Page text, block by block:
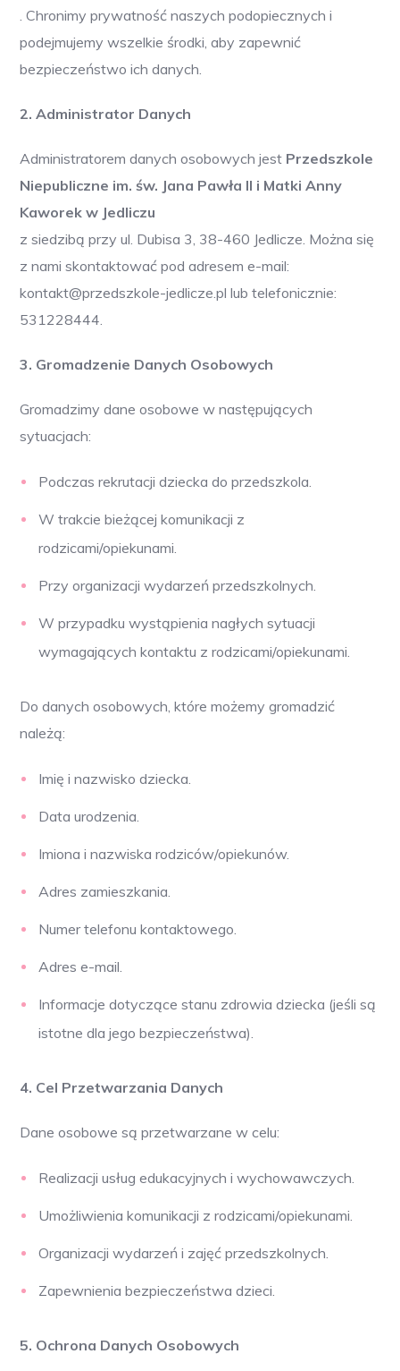
. Chronimy prywatność naszych podopiecznych i
podejmujemy wszelkie środki, aby zapewnić
bezpieczeństwo ich danych.
2. Administrator Danych
Administratorem danych osobowych jest Przedszkole
Niepubliczne im. św. Jana Pawła II i Matki Anny
Kaworek w Jedliczu
z siedzibą przy ul. Dubisa 3, 38-460 Jedlicze. Można się
z nami skontaktować pod adresem e-mail:
kontakt@przedszkole-jedlicze.pl lub telefonicznie:
531228444.
3. Gromadzenie Danych Osobowych
Gromadzimy dane osobowe w następujących
sytuacjach:
Podczas rekrutacji dziecka do przedszkola.
W trakcie bieżącej komunikacji z
rodzicami/opiekunami.
Przy organizacji wydarzeń przedszkolnych.
W przypadku wystąpienia nagłych sytuacji
wymagających kontaktu z rodzicami/opiekunami.
Do danych osobowych, które możemy gromadzić
należą:
Imię i nazwisko dziecka.
Data urodzenia.
Imiona i nazwiska rodziców/opiekunów.
Adres zamieszkania.
Numer telefonu kontaktowego.
Adres e-mail.
Informacje dotyczące stanu zdrowia dziecka (jeśli są
istotne dla jego bezpieczeństwa).
4. Cel Przetwarzania Danych
Dane osobowe są przetwarzane w celu:
Realizacji usług edukacyjnych i wychowawczych.
Umożliwienia komunikacji z rodzicami/opiekunami.
Organizacji wydarzeń i zajęć przedszkolnych.
Zapewnienia bezpieczeństwa dzieci.
5. Ochrona Danych Osobowych